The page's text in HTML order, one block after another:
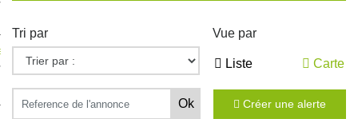
à NESTOR
Tri par Vue par
Liste Carte
Créer une alerte